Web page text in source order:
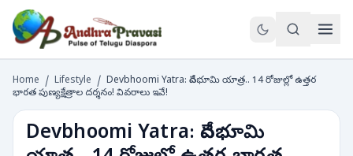
Home / Lifestyle / Devbhoomi Yatra: దేవభూమి యాత్ర.. 14 రోజుల్లో ఉత్తర
భారత పుణ్యక్షేత్రాల దర్శనం! వివరాలు ఇవే!
Devbhoomi Yatra: దేవభూమి